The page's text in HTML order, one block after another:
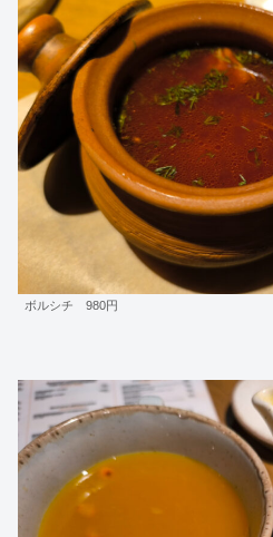
ボルシチ 980円